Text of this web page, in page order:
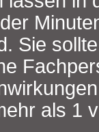
Sie
als 1